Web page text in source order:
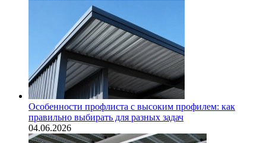
Особенности профлиста с высоким профилем: как
правильно выбирать для разных задач
04.06.2026